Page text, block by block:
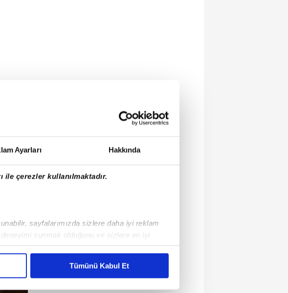
Ayarları Hakkında
çerezler kullanılmaktadır.
sayfalarımızda sizlere daha iyi reklam
sunmak olduğunu ve sizlere en iyi
reklamların maliyetlerimizi karşılamak
Tümünü Kabul Et